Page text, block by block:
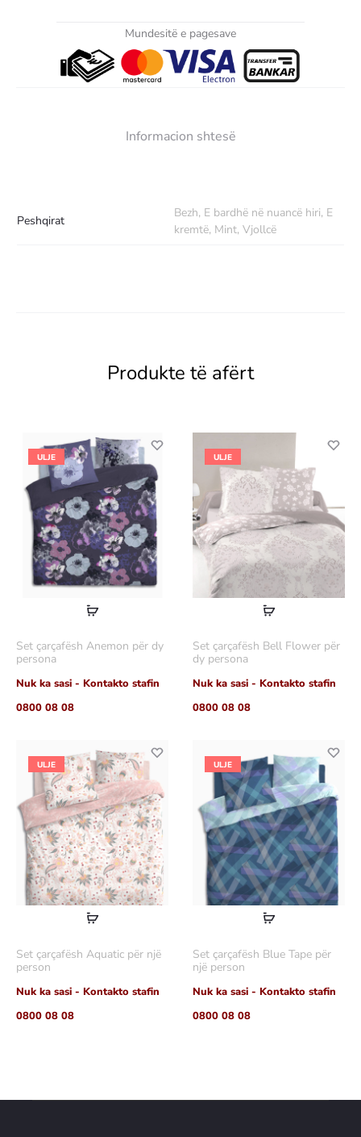
Mundesitë e pagesave
Informacion shtesë
Peshqirat
Bezh, E bardhë në nuancë hiri, E
kremtë, Mint, Vjollcë
Produkte të afërt
ULJE
Lexoni
Set çarçafësh Anemon për dy
persona
Nuk ka sasi - Kontakto stafin
0800 08 08
ULJE
Lexoni
Set çarçafësh Bell Flower për
dy persona
Nuk ka sasi - Kontakto stafin
0800 08 08
ULJE
Lexoni
shumë
Set çarçafësh Aquatic për një
person
Nuk ka sasi - Kontakto stafin
0800 08 08
ULJE
Lexoni
shumë
Set çarçafësh Blue Tape për
një person
Nuk ka sasi - Kontakto stafin
0800 08 08